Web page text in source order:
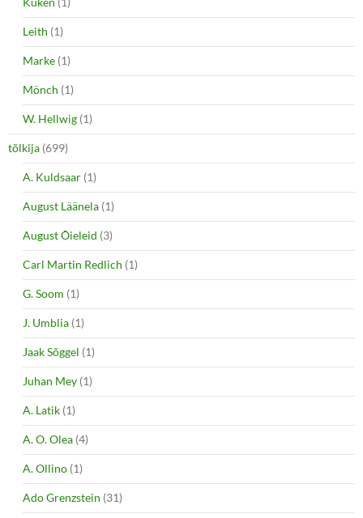
Leith (1)
Marke (1)
Mönch (1)
W. Hellwig (1)
tõlkija (699)
A. Kuldsaar (1)
August Läänela (1)
August Õieleid (3)
Carl Martin Redlich (1)
G. Soom (1)
J. Umblia (1)
Jaak Sõggel (1)
Juhan Mey (1)
A. Latik (1)
A. O. Olea (4)
A. Ollino (1)
Ado Grenzstein (31)